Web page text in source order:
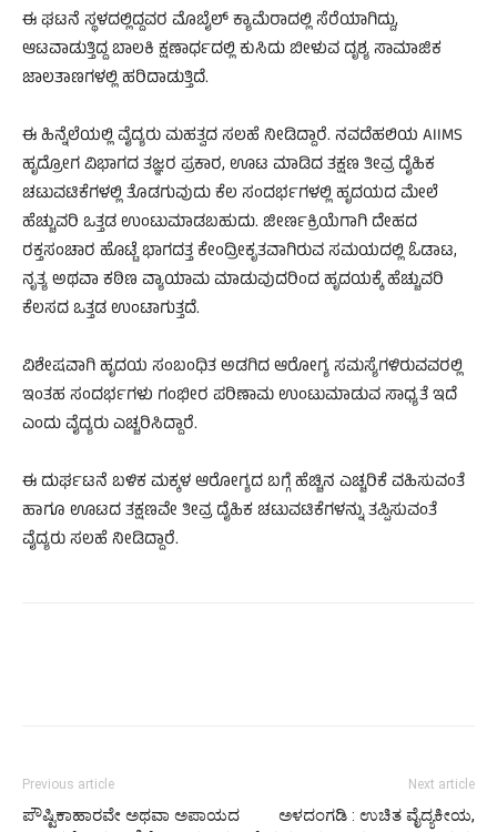
ಈ ಘಟನೆ ಸ್ಥಳದಲ್ಲಿದ್ದವರ ಮೊಬೈಲ್ ಕ್ಯಾಮೆರಾದಲ್ಲಿ ಸೆರೆಯಾಗಿದ್ದು,
ಆಟವಾಡುತ್ತಿದ್ದ ಬಾಲಕಿ ಕ್ಷಣಾರ್ಧದಲ್ಲಿ ಕುಸಿದು ಬೀಳುವ ದೃಶ್ಯ ಸಾಮಾಜಿಕ
ಜಾಲತಾಣಗಳಲ್ಲಿ ಹರಿದಾಡುತ್ತಿದೆ.
ಈ ಹಿನ್ನೆಲೆಯಲ್ಲಿ ವೈದ್ಯರು ಮಹತ್ವದ ಸಲಹೆ ನೀಡಿದ್ದಾರೆ. ನವದೆಹಲಿಯ AIIMS
ಹೃದ್ರೋಗ ವಿಭಾಗದ ತಜ್ಞರ ಪ್ರಕಾರ, ಊಟ ಮಾಡಿದ ತಕ್ಷಣ ತೀವ್ರ ದೈಹಿಕ
ಚಟುವಟಿಕೆಗಳಲ್ಲಿ ತೊಡಗುವುದು ಕೆಲ ಸಂದರ್ಭಗಳಲ್ಲಿ ಹೃದಯದ ಮೇಲೆ
ಹೆಚ್ಚುವರಿ ಒತ್ತಡ ಉಂಟುಮಾಡಬಹುದು. ಜೀರ್ಣಕ್ರಿಯೆಗಾಗಿ ದೇಹದ
ರಕ್ತಸಂಚಾರ ಹೊಟ್ಟೆ ಭಾಗದತ್ತ ಕೇಂದ್ರೀಕೃತವಾಗಿರುವ ಸಮಯದಲ್ಲಿ ಓಡಾಟ,
ನೃತ್ಯ ಅಥವಾ ಕಠಿಣ ವ್ಯಾಯಾಮ ಮಾಡುವುದರಿಂದ ಹೃದಯಕ್ಕೆ ಹೆಚ್ಚುವರಿ
ಕೆಲಸದ ಒತ್ತಡ ಉಂಟಾಗುತ್ತದೆ.
ವಿಶೇಷವಾಗಿ ಹೃದಯ ಸಂಬಂಧಿತ ಅಡಗಿದ ಆರೋಗ್ಯ ಸಮಸ್ಯೆಗಳಿರುವವರಲ್ಲಿ
ಇಂತಹ ಸಂದರ್ಭಗಳು ಗಂಭೀರ ಪರಿಣಾಮ ಉಂಟುಮಾಡುವ ಸಾಧ್ಯತೆ ಇದೆ
ಎಂದು ವೈದ್ಯರು ಎಚ್ಚರಿಸಿದ್ದಾರೆ.
ಈ ದುರ್ಘಟನೆ ಬಳಿಕ ಮಕ್ಕಳ ಆರೋಗ್ಯದ ಬಗ್ಗೆ ಹೆಚ್ಚಿನ ಎಚ್ಚರಿಕೆ ವಹಿಸುವಂತೆ
ಹಾಗೂ ಊಟದ ತಕ್ಷಣವೇ ತೀವ್ರ ದೈಹಿಕ ಚಟುವಟಿಕೆಗಳನ್ನು ತಪ್ಪಿಸುವಂತೆ
ವೈದ್ಯರು ಸಲಹೆ ನೀಡಿದ್ದಾರೆ.
Previous article
ಪೌಷ್ಟಿಕಾಹಾರವೇ ಅಥವಾ ಅಪಾಯದ
Next article
ಅಳದಂಗಡಿ : ಉಚಿತ ವೈದ್ಯಕೀಯ,